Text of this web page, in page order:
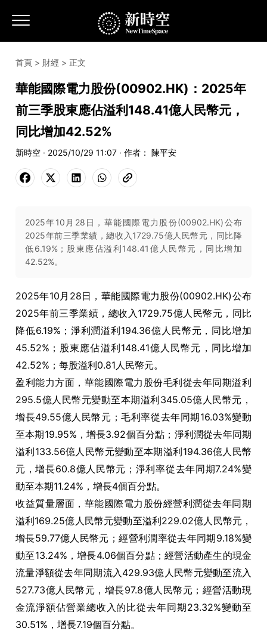
首頁 > 財經 > 正文
華能國際電力股份(00902.HK)：2025年
前三季股東應佔溢利148.41億人民幣元，
同比增加42.52%
新時空 · 2025/10/29 11:07 · 作者： 陳平安
2025年10月28日，華能國際電力股份(00902.HK)公布
2025年前三季業績，總收入1729.75億人民幣元，同比降
低6.19%；股東應佔溢利148.41億人民幣元，同比增加
42.52%。
2025年10月28日，華能國際電力股份(00902.HK)公布
2025年前三季業績，總收入1729.75億人民幣元，同比
降低6.19%；淨利潤溢利194.36億人民幣元，同比增加
45.52%；股東應佔溢利148.41億人民幣元，同比增加
42.52%；每股溢利0.81人民幣元。
盈利能力方面，華能國際電力股份毛利從去年同期溢利
295.5億人民幣元變動至本期溢利345.05億人民幣元，
增長49.55億人民幣元；毛利率從去年同期16.03%變動
至本期19.95%，增長3.92個百分點；淨利潤從去年同期
溢利133.56億人民幣元變動至本期溢利194.36億人民幣
元，增長60.8億人民幣元；淨利率從去年同期7.24%變
動至本期11.24%，增長4個百分點。
收益質量層面，華能國際電力股份經營利潤從去年同期
溢利169.25億人民幣元變動至溢利229.02億人民幣元，
增長59.77億人民幣元；經營利潤率從去年同期9.18%變
動至13.24%，增長4.06個百分點；經營活動產生的現金
流量淨額從去年同期流入429.93億人民幣元變動至流入
527.73億人民幣元，增長97.8億人民幣元；經營活動現
金流淨額佔營業總收入的比從去年同期23.32%變動至
30.51%，增長7.19個百分點。